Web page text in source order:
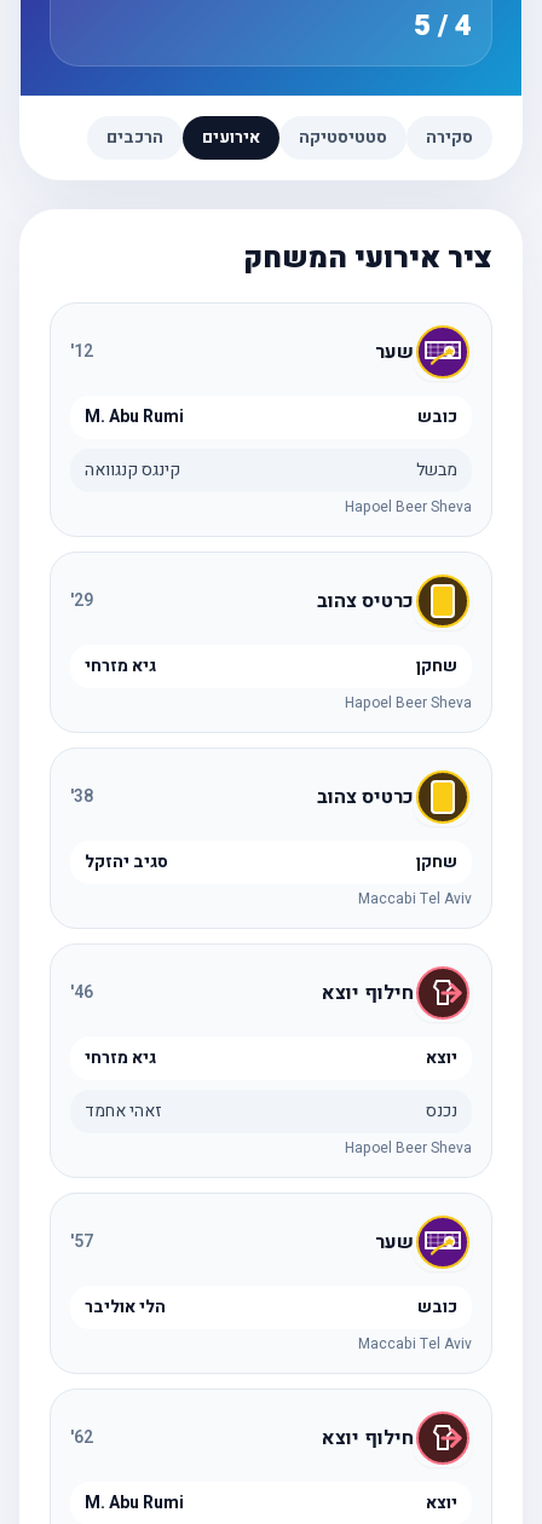
סקירה סטטיסטיקה אירועים הרכבים
ציר אירועי המשחק
שער 12
'
כובש M. Abu Rumi
מבשל קינגס קנגוואה
Hapoel Beer Sheva
כרטיס צהוב 29
'
שחקן גיא מזרחי
Hapoel Beer Sheva
כרטיס צהוב 38
'
שחקן סגיב יהזקל
Maccabi Tel Aviv
חילוף יוצא 46
'
יוצא גיא מזרחי
נכנס זאהי אחמד
Hapoel Beer Sheva
שער 57
'
כובש הלי אוליבר
Maccabi Tel Aviv
חילוף יוצא 62
'
יוצא M. Abu Rumi